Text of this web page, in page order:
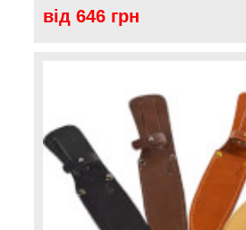
від 646 грн